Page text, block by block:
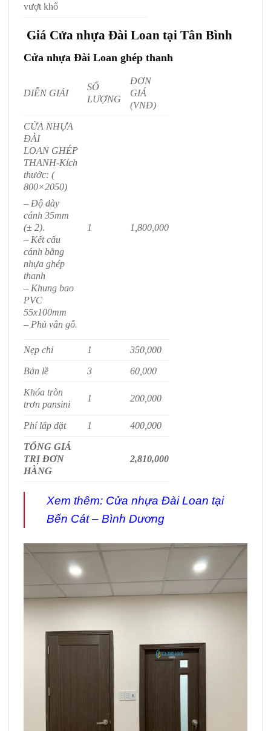
vượt khổ
Giá Cửa nhựa Đài Loan tại Tân Bình
Cửa nhựa Đài Loan ghép thanh
DIỄN GIẢI
SỐ
LƯỢNG
ĐƠN
GIÁ
(VNĐ)
CỬA NHỰA
ĐÀI
LOAN GHÉP
THANH-Kích
thước: (
800×2050)
– Độ dày
cánh 35mm
(± 2).
– Kết cấu
cánh bằng
nhựa ghép
thanh
– Khung bao
PVC
55x100mm
– Phủ vân gỗ.
1 1,800,000
Nẹp chỉ 1 350,000
Bản lề 3 60,000
Khóa tròn
trơn pansini
1 200,000
Phí lắp đặt 1 400,000
TỔNG GIÁ
TRỊ ĐƠN
HÀNG
2,810,000
Xem thêm: Cửa nhựa Đài Loan tại
Bến Cát – Bình Dương